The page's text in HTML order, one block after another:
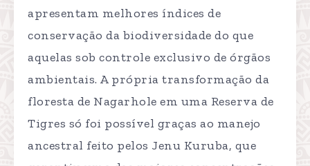
apresentam melhores índices de
conservação da biodiversidade do que
aquelas sob controle exclusivo de órgãos
ambientais. A própria transformação da
floresta de Nagarhole em uma Reserva de
Tigres só foi possível graças ao manejo
ancestral feito pelos Jenu Kuruba, que